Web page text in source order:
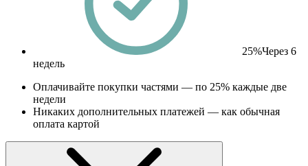
25%Через 6
недель
Оплачивайте покупки частями — по 25% каждые две
недели
Никаких дополнительных платежей — как обычная
оплата картой